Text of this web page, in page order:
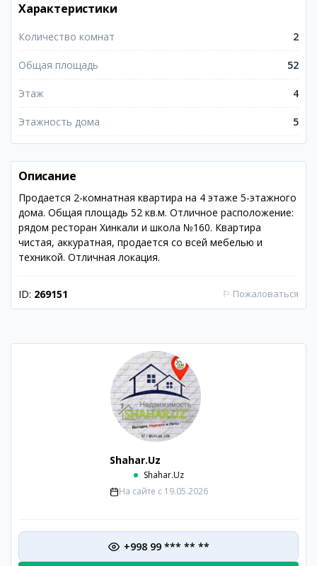
Характеристики
Количество комнат 2
Общая площадь 52
Этаж 4
Этажность дома 5
Описание
Продается 2-комнатная квартира на 4 этаже 5-этажного
дома. Общая площадь 52 кв.м. Отличное расположение:
рядом ресторан Хинкали и школа №160. Квартира
чистая, аккуратная, продается со всей мебелью и
техникой. Отличная локация.
ID: 269151 ⚐ Пожаловаться
Shahar.Uz
Shahar.Uz
На сайте с 19.05.2026
+998 99 *** ** **